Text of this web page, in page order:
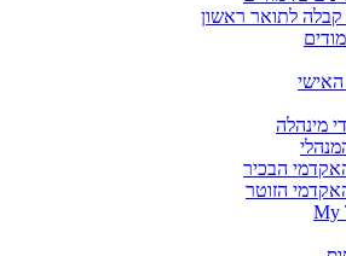
קבלה לתואר ראשון
האישי
מינהלה
הבכיר
הזוטר